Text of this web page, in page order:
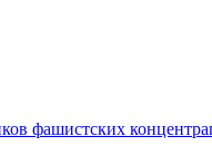
фашистских